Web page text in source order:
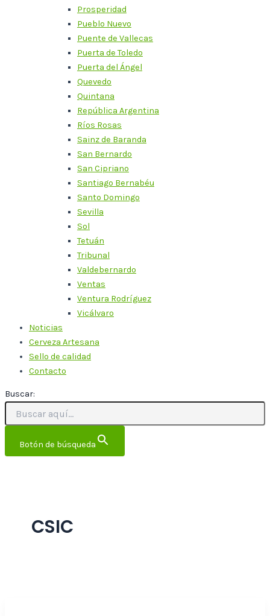
Prosperidad
Pueblo Nuevo
Puente de Vallecas
Puerta de Toledo
Puerta del Ángel
Quevedo
Quintana
República Argentina
Ríos Rosas
Sainz de Baranda
San Bernardo
San Cipriano
Santiago Bernabéu
Santo Domingo
Sevilla
Sol
Tetuán
Tribunal
Valdebernardo
Ventas
Ventura Rodríguez
Vicálvaro
Noticias
Cerveza Artesana
Sello de calidad
Contacto
Buscar:
Botón de búsqueda
CSIC